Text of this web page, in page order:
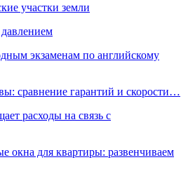
участки земли
экзаменам по английскому
сравнение гарантий и скорости…
расходы на связь с
окна для квартиры: развенчиваем